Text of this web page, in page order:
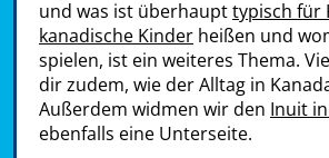
und was ist überhaupttypisch für
kanadische Kinder heißen und
spielen, ist ein weiteres Thema.
dir zudem, wie der Alltag in
Außerdem widmen wir den Inuit
ebenfalls eine Unterseite.